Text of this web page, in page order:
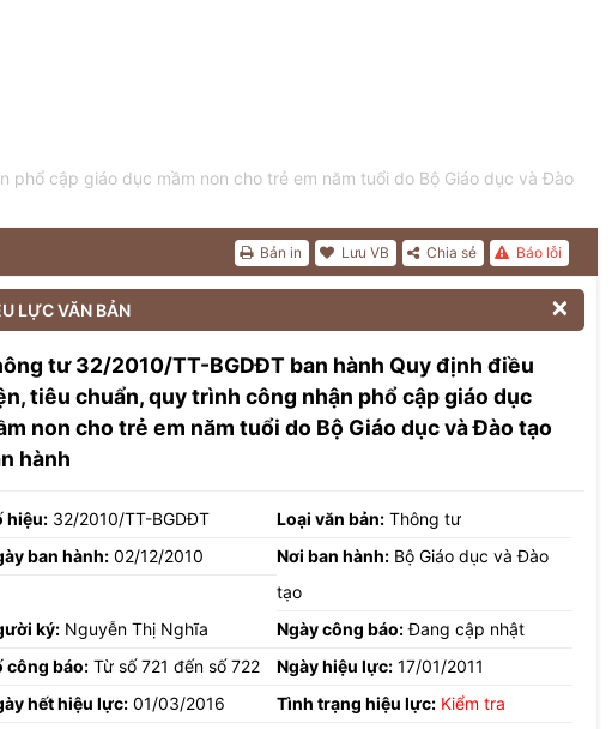
cập giáo dục mầm non cho trẻ em năm tuổi do Bộ Giáo dục và Đào
Báo lỗi
Chia sẻ
Lưu VB
Bản in
LỰC VĂN BẢN 
tư 32/2010/TT-BGDĐT ban hành Quy định điều
tiêu chuẩn, quy trình công nhận phổ cập giáo dục
non cho trẻ em năm tuổi do Bộ Giáo dục và Đào tạo
hành
hiệu: 32/2010/TT-BGDĐT Loại văn bản: Thông tư
ban hành: 02/12/2010 Nơi ban hành: Bộ Giáo dục và Đào
tạo
ký: Nguyễn Thị Nghĩa Ngày công báo:Đang cập nhật
công báo: Từ số 721 đến số 722 Ngày hiệu lực: 17/01/2011
hết hiệu lực: 01/03/2016 Tình trạng hiệu lực: Kiểm tra